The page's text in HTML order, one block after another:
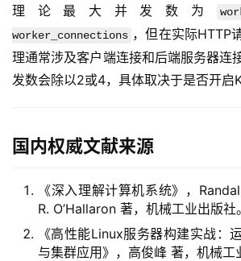
理论最大并发数为
worker_connections ，但在实际HTTP
理通常涉及客户端连接和后端服务器连
发数会除以2或4，具体取决于是否开启
国内权威文献来源
《深入理解计算机系统》，
R. O’Hallaron 著，机械工业出版社。
《高性能Linux服务器构建实战：
与集群应用》，高俊峰 著，机械工